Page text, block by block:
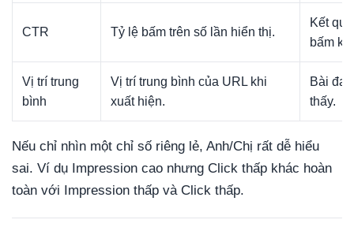
CTR Tỷ lệ bấm trên số lần hiển thị.
Kết
bấm
Vị trí trung
bình
Vị trí trung bình của URL khi
xuất hiện.
Bài
thấy.
Nếu chỉ nhìn một chỉ số riêng lẻ, Anh/Chị rất dễ hiểu
sai. Ví dụ Impression cao nhưng Click thấp khác hoàn
toàn với Impression thấp và Click thấp.